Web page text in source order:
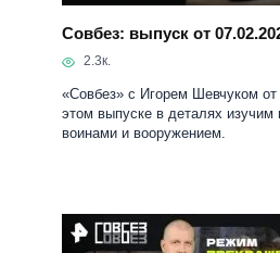
Совбез: выпуск от
2.3к.
«Совбез» с Игорем Шевчуком
этом выпуске в деталях изучим
воинами и вооружением.